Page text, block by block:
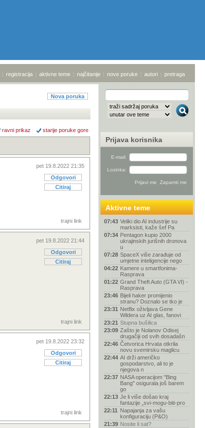
| registracija | aktivne teme | najčitanije | nove poruke | autori | pretraga
Nova poruka
ravni prikaz starije poruke gore
pet 19.8.2022 21:35
Odgovori
Citiraj
trajni link
pet 19.8.2022 21:44
Odgovori
Citiraj
trajni link
pet 19.8.2022 23:32
Odgovori
Citiraj
trajni link
Prijava korisnika
E-mail:
Lozinka:
Aktivne teme
07:43 Veliki dio AI industrije su
marksisti, kaže šef Pa
07:34 Pentagon kupio 2000
ukrajinskih jurišnih dronova
u
07:28 SpaceX više zarađuje od
umjetne inteligencije nego
04:22 Kamere u smartfonima-
Rasprava
01:22 Grand Theft Auto (GTA VI) -
Rasprava
23:46 Bijeli haker promijenio
stranu? Doznalo se tko je
23:31 Netflix oživljava Gene
Wildera uz AI glas, fanovi
23:21 Stupna bušilica
23:09 Zašto je Nolanov Odisej
drugačiji od svih dosadašn
22:46 Četvorica Hrvata otkrila
novu svemirsku maglicu
22:44 AI drži američko
gospodarstvo, ali to je
njegova n
22:37 NASA operacijom "Bing
Bang" osigurala još barem
go
22:13 Je li više došao kraj
fantazije „svi-mogu-biti-pro
22:11 Napajanja za vašu
konfiguraciju (P&O)
21:39 Nosite li sat?